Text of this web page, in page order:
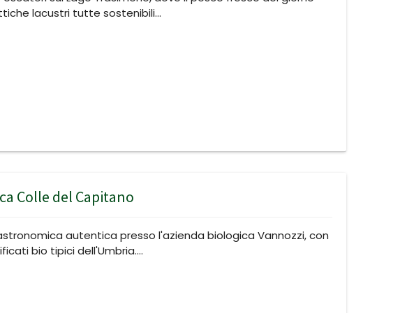
lacustri tutte sostenibili…
Colle del Capitano
autentica presso l'azienda biologica Vannozzi, con
bio tipici dell'Umbria.…